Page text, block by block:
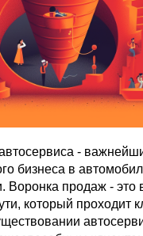
-
бизнеса в
Воронка продаж - это
который проходит